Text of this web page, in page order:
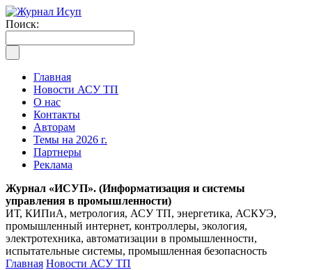
Поиск:
Главная
Новости АСУ ТП
О нас
Контакты
Авторам
Темы на 2026 г.
Партнеры
Реклама
Журнал «ИСУП». (Информатизация и системы
управления в промышленности)
ИТ, КИПиА, метрология, АСУ ТП, энергетика, АСКУЭ,
промышленный интернет, контроллеры, экология,
электротехника, автоматизации в промышленности,
испытательные системы, промышленная безопасность
Главная Новости АСУ ТП